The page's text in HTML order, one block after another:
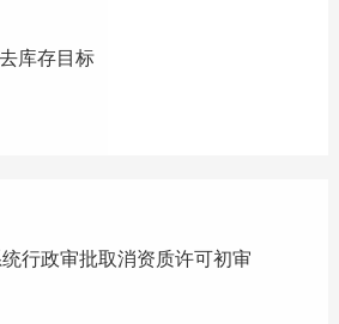
库存目标
行政审批取消资质许可初审